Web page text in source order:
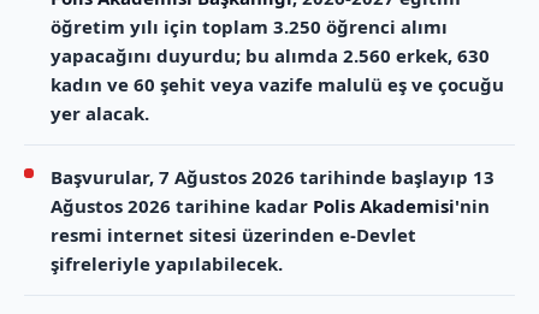
öğretim yılı için toplam 3.250 öğrenci alımı
yapacağını duyurdu; bu alımda 2.560 erkek, 630
kadın ve 60 şehit veya vazife malulü eş ve çocuğu
yer alacak.
Başvurular, 7 Ağustos 2026 tarihinde başlayıp 13
Ağustos 2026 tarihine kadar Polis Akademisi'nin
resmi internet sitesi üzerinden e-Devlet
şifreleriyle yapılabilecek.